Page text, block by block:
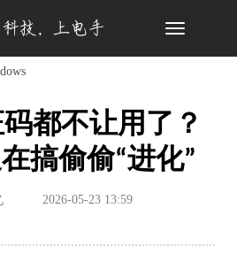
Toggle
都不让用了？
搞偷偷“进化”
2026-05-23 13:59